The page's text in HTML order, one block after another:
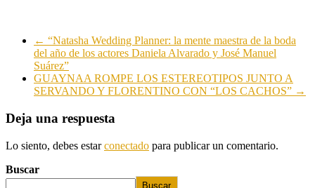
← “Natasha Wedding Planner: la mente maestra de la boda
del año de los actores Daniela Alvarado y José Manuel
Suárez”
GUAYNAA ROMPE LOS ESTEREOTIPOS JUNTO A
SERVANDO Y FLORENTINO CON “LOS CACHOS” →
Deja una respuesta
Lo siento, debes estarconectado para publicar un comentario.
Buscar
Buscar